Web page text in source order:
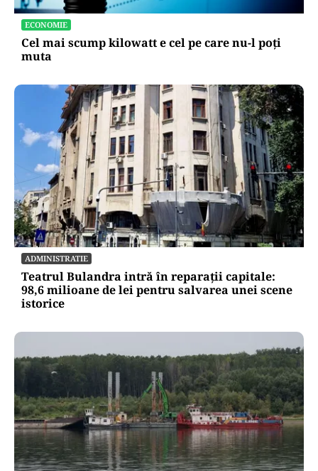
ECONOMIE
Cel mai scump kilowatt e cel pe care nu-l poți
muta
ADMINISTRATIE
Teatrul Bulandra intră în reparații capitale:
98,6 milioane de lei pentru salvarea unei scene
istorice